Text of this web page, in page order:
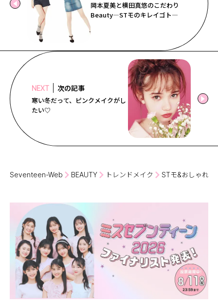
岡本夏美と横田真悠のこだわり
Beauty―STモのキレイゴト―
NEXT 次の記事
寒い冬だって、ピンクメイクがし
たい♡
Seventeen-Web BEAUTY トレンドメイク STモ&おしゃれ